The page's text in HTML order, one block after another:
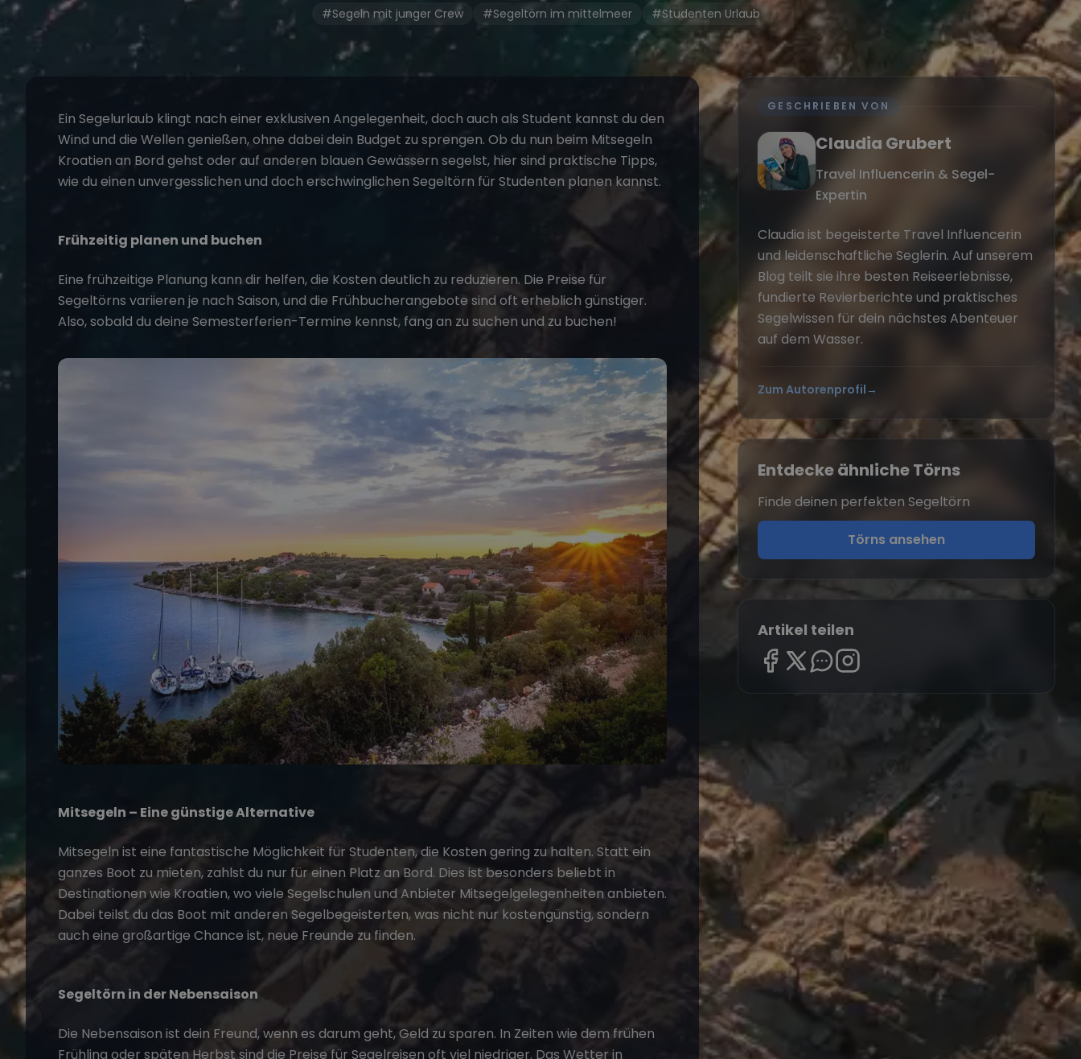
#Segeln mit junger Crew #Segeltörn im mittelmeer #Studenten Urlaub
Ein Segelurlaub klingt nach einer exklusiven Angelegenheit, doch auch als Student kannst du den
Wind und die Wellen genießen, ohne dabei dein Budget zu sprengen. Ob du nun beim Mitsegeln
Kroatien an Bord gehst oder auf anderen blauen Gewässern segelst, hier sind praktische Tipps,
wie du einen unvergesslichen und doch erschwinglichen Segeltörn für Studenten planen kannst.
Frühzeitig planen und buchen
Eine frühzeitige Planung kann dir helfen, die Kosten deutlich zu reduzieren. Die Preise für
Segeltörns variieren je nach Saison, und die Frühbucherangebote sind oft erheblich günstiger.
Also, sobald du deine Semesterferien-Termine kennst, fang an zu suchen und zu buchen!
Mitsegeln – Eine günstige Alternative
Mitsegeln ist eine fantastische Möglichkeit für Studenten, die Kosten gering zu halten. Statt ein
ganzes Boot zu mieten, zahlst du nur für einen Platz an Bord. Dies ist besonders beliebt in
Destinationen wie Kroatien, wo viele Segelschulen und Anbieter Mitsegelgelegenheiten anbieten.
Dabei teilst du das Boot mit anderen Segelbegeisterten, was nicht nur kostengünstig, sondern
auch eine großartige Chance ist, neue Freunde zu finden.
Segeltörn in der Nebensaison
Die Nebensaison ist dein Freund, wenn es darum geht, Geld zu sparen. In Zeiten wie dem frühen
Frühling oder späten Herbst sind die Preise für Segelreisen oft viel niedriger. Das Wetter in
GESCHRIEBEN VON
Claudia Grubert
Travel Influencerin & Segel-
Expertin
Claudia ist begeisterte Travel Influencerin
und leidenschaftliche Seglerin. Auf unserem
Blog teilt sie ihre besten Reiseerlebnisse,
fundierte Revierberichte und praktisches
Segelwissen für dein nächstes Abenteuer
auf dem Wasser.
Zum Autorenprofil →
Entdecke ähnliche Törns
Finde deinen perfekten Segeltörn
Törns ansehen
Artikel teilen